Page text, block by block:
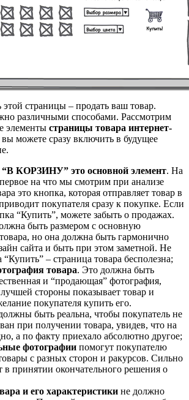
этой страницы – продать ваш товар.
различными способами. Рассмотрим
элементы страницы товара интернет-
вы можете сразу включить в будущее
КОРЗИНУ” это основной элемент. На
на что мы смотрим при анализе
это кнопка, которая отправляет товар в
покупателя сразу к покупке. Если
“Купить”, можете забыть о продажах.
быть размером с основную
но она должна быть гармонично
сайта и быть при этом заметной. Не
– страница товара бесполезна;
товара. Это должна быть
и “продающая” фотография,
стороны показывает товар и
покупателя купить его.
быть реальна, чтобы покупатель не
при получении товара, увидев, что на
а по факту приехало абсолютно другое;
фотографии помогут покупателю
с разных сторон и ракурсов. Сильно
в принятии окончательного решения о
и его характеристики не должно